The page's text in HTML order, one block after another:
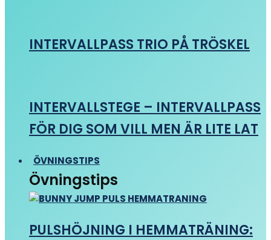
INTERVALLPASS TRIO PÅ TRÖSKEL
INTERVALLSTEGE – INTERVALLPASS
FÖR DIG SOM VILL MEN ÄR LITE LAT
ÖVNINGSTIPS
Övningstips
PULSHÖJNING I HEMMATRÄNING: